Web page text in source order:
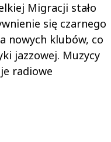
Migracji stało
się czarnego
nowych klubów, co
jazzowej. Muzycy
radiowe